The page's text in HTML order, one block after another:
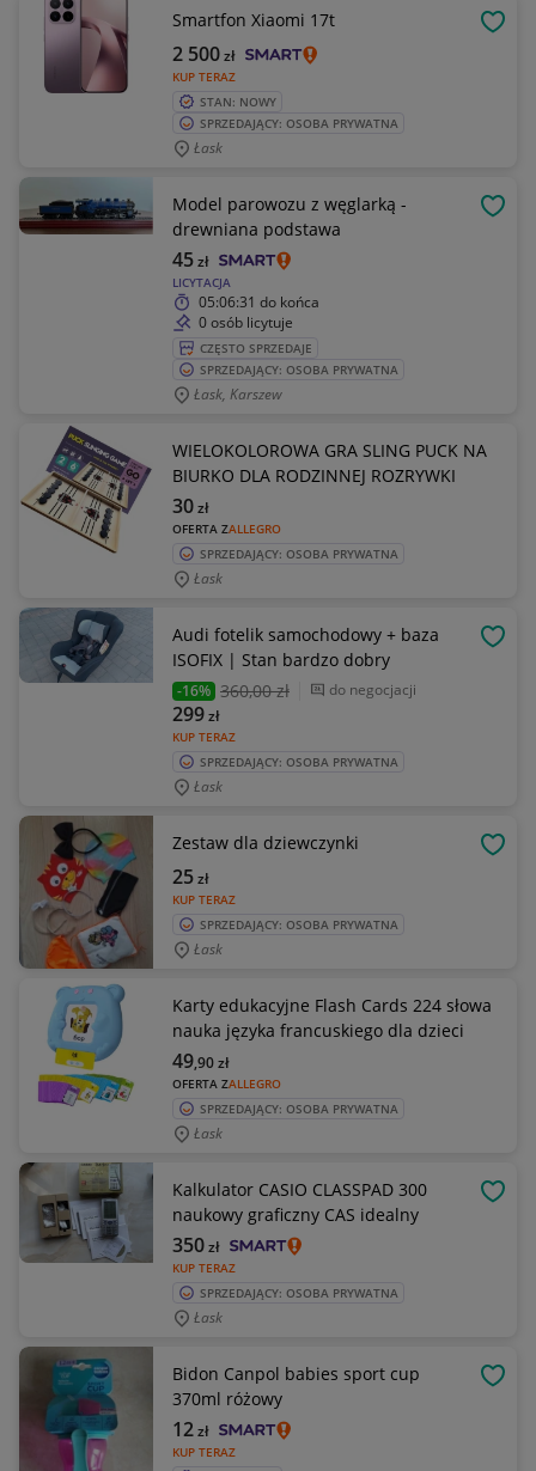
Smartfon Xiaomi 17t
KUP TERAZ
2 500zł
STAN: NOWY
SPRZEDAJĄCY: OSOBA PRYWATNA
Łask
Model parowozu z węglarką -
drewniana podstawa
LICYTACJA
45zł
05:06:31 do końca
0 osób licytuje
CZĘSTO SPRZEDAJE
SPRZEDAJĄCY: OSOBA PRYWATNA
Łask, Karszew
WIELOKOLOROWA GRA SLING PUCK NA
BIURKO DLA RODZINNEJ ROZRYWKI
OFERTA ZALLEGRO
30zł
SPRZEDAJĄCY: OSOBA PRYWATNA
Łask
Audi fotelik samochodowy + baza
ISOFIX | Stan bardzo dobry
-16% 360,00 zł do negocjacji
KUP TERAZ
299zł
SPRZEDAJĄCY: OSOBA PRYWATNA
Łask
Zestaw dla dziewczynki
KUP TERAZ
25zł
SPRZEDAJĄCY: OSOBA PRYWATNA
Łask
Karty edukacyjne Flash Cards 224 słowa
nauka języka francuskiego dla dzieci
OFERTA ZALLEGRO
49,90zł
SPRZEDAJĄCY: OSOBA PRYWATNA
Łask
Kalkulator CASIO CLASSPAD 300
naukowy graficzny CAS idealny
KUP TERAZ
350zł
SPRZEDAJĄCY: OSOBA PRYWATNA
Łask
Bidon Canpol babies sport cup
370ml różowy
KUP TERAZ
12zł